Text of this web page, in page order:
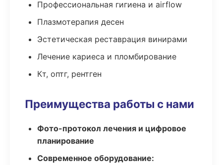
Профессиональная гигиена и airflow
Плазмотерапия десен
Эстетическая реставрация винирами
Лечение кариеса и пломбирование
Кт, оптг, рентген
Преимущества работы с нами
Фото-протокол лечения и цифровое
планирование
Современное оборудование: